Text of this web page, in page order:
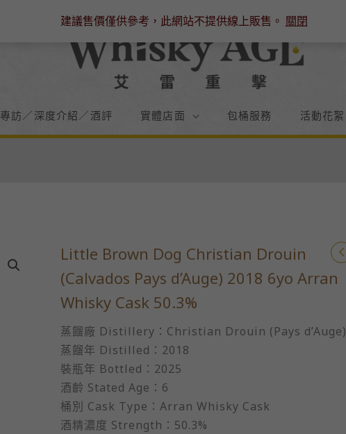
建議售價僅供參考，此網站不提供線上販售。 關閉
專訪／深度介紹／酒評 實體店面 包桶服務 活動花絮
Little Brown Dog Christian Drouin
(Calvados Pays d’Auge) 2018 6yo Arran
Whisky Cask 50.3%
蒸餾廠 Distillery：Christian Drouin (Pays d’Auge)
蒸餾年 Distilled：2018
裝瓶年 Bottled：2025
酒齡 Stated Age：6
桶別 Cask Type：Arran Whisky Cask
酒精濃度 Strength：50.3%